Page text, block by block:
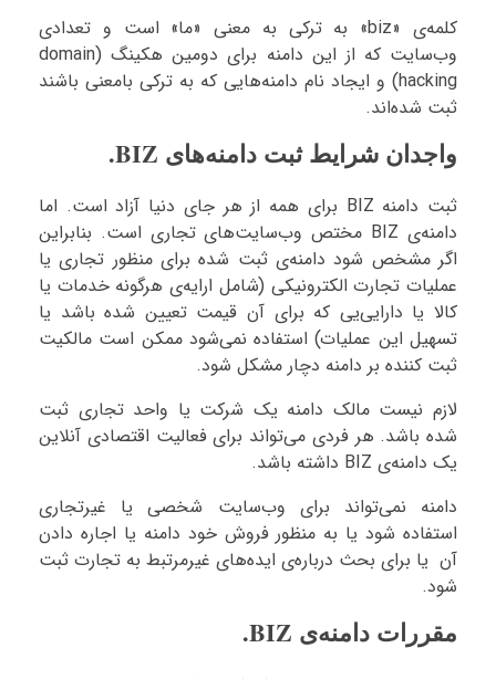
کلمه‌ی «biz» به ترکی به معنی «ما» است و تعدادی
وب‌سایت که از این دامنه برای دومین هکینگ (domain
hacking) و ایجاد نام دامنه‌هایی که به ترکی بامعنی باشند
ثبت شده‌اند.
واجدان شرایط ثبت دامنه‌های BIZ.
ثبت دامنه BIZ برای همه از هر جای دنیا آزاد است. اما
دامنه‌ی BIZ مختص وب‌سایت‌های تجاری است. بنابراین
اگر مشخص شود دامنه‌ی ثبت شده برای منظور تجاری یا
عملیات تجارت الکترونیکی (شامل ارایه‌ی هرگونه خدمات یا
کالا یا دارایی‌یی که برای آن قیمت تعیین شده باشد یا
تسهیل این عملیات) استفاده نمی‌شود ممکن است مالکیت
ثبت کننده بر دامنه دچار مشکل شود.
لازم نیست مالک دامنه یک شرکت یا واحد تجاری ثبت
شده باشد. هر فردی می‌تواند برای فعالیت اقتصادی آنلاین
یک دامنه‌ی BIZ داشته باشد.
دامنه نمی‌تواند برای وب‌سایت شخصی یا غیرتجاری
استفاده شود یا به منظور فروش خود دامنه یا اجاره دادن
آن یا برای بحث درباره‌ی ایده‌های غیرمرتبط به تجارت ثبت
شود.
مقررات دامنه‌ی BIZ.